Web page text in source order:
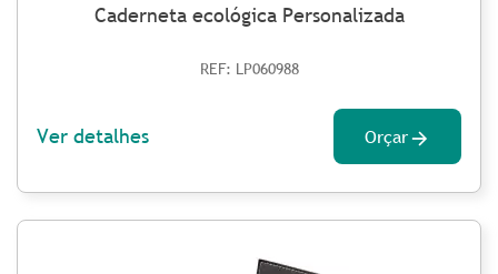
Caderneta ecológica Personalizada
REF: LP060988
Ver detalhes Orçar